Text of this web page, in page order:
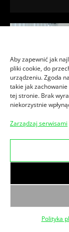
Aby zapewnić jak
pliki cookie, do
urządzeniu. Zgoda
takie jak
tej stronie. Brak
niekorzystnie
Zarządzaj serwisami
Polityka
Audyt pod
Zapraszamy
„Audyt pod
projekt w